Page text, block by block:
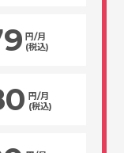
円/月
(税込)
円/月
(税込)